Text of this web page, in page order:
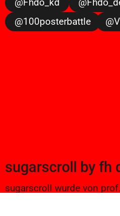
@fhdo_kd
@100posterbattle
sugarscroll by fh
sugarscroll wurde von